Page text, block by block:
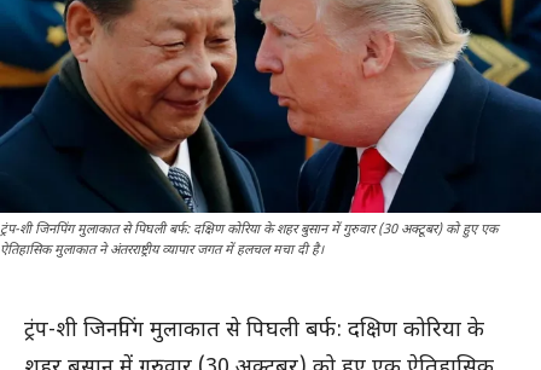
ट्रंप-शी जिनपिंग मुलाकात से पिघली बर्फ: दक्षिण कोरिया के शहर बुसान में गुरुवार (30 अक्टूबर) को हुए एक
ऐतिहासिक मुलाकात ने अंतरराष्ट्रीय व्यापार जगत में हलचल मचा दी है।
ट्रंप-शी जिनपिंग मुलाकात से पिघली बर्फ: दक्षिण कोरिया के